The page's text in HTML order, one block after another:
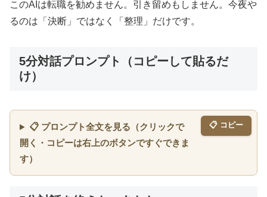
このAIは転職を勧めません。引き留めもしません。今夜や
るのは「決断」ではなく「整理」だけです。
5分対話プロンプト（コピーして貼るだ
け）
📋 プロンプト全文を見る（クリックで
開く・コピーは右上のボタンですぐできま
す）
📋 コピー